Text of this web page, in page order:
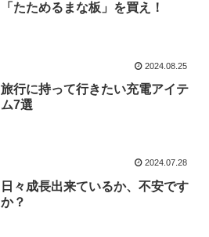
「たためるまな板」を買え！
2024.08.25
旅行に持って行きたい充電アイテ
ム7選
2024.07.28
日々成長出来ているか、不安です
か？